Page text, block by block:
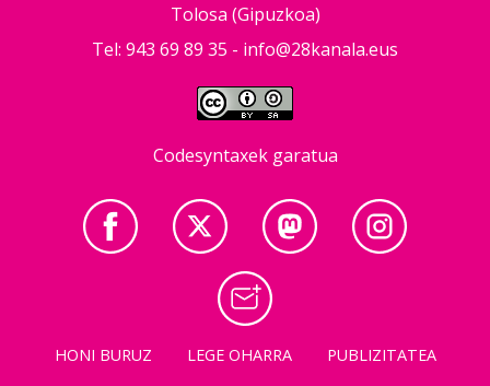
Tolosa (Gipuzkoa)
Tel: 943 69 89 35 - info@28kanala.eus
Codesyntaxek garatua
HONI BURUZ LEGE OHARRA PUBLIZITATEA